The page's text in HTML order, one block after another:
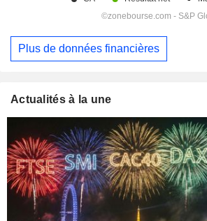
Plus de données financières
Actualités à la une